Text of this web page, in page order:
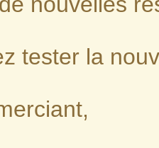
tester la